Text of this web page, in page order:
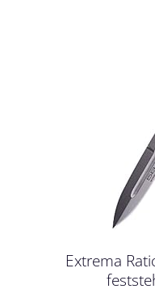
Extrema